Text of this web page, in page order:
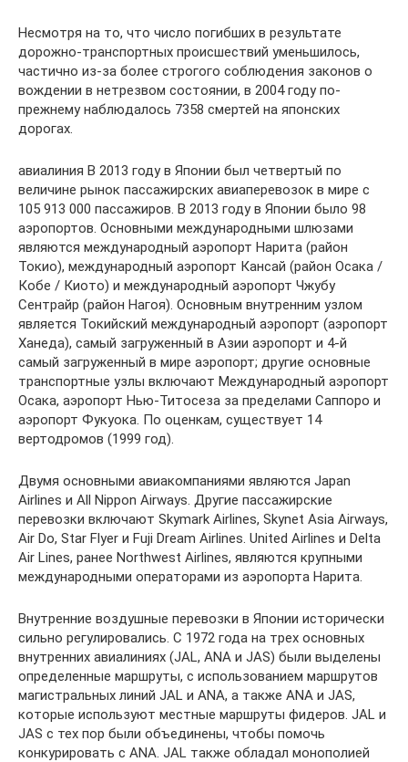
Несмотря на то, что число погибших в результате
дорожно-транспортных происшествий уменьшилось,
частично из-за более строгого соблюдения законов о
вождении в нетрезвом состоянии, в 2004 году по-
прежнему наблюдалось 7358 смертей на японских
дорогах.
авиалиния В 2013 году в Японии был четвертый по
величине рынок пассажирских авиаперевозок в мире с
105 913 000 пассажиров. В 2013 году в Японии было 98
аэропортов. Основными международными шлюзами
являются международный аэропорт Нарита (район
Токио), международный аэропорт Кансай (район Осака /
Кобе / Киото) и международный аэропорт Чжубу
Сентрайр (район Нагоя). Основным внутренним узлом
является Токийский международный аэропорт (аэропорт
Ханеда), самый загруженный в Азии аэропорт и 4-й
самый загруженный в мире аэропорт; другие основные
транспортные узлы включают Международный аэропорт
Осака, аэропорт Нью-Титосеза за пределами Саппоро и
аэропорт Фукуока. По оценкам, существует 14
вертодромов (1999 год).
Двумя основными авиакомпаниями являются Japan
Airlines и All Nippon Airways. Другие пассажирские
перевозки включают Skymark Airlines, Skynet Asia Airways,
Air Do, Star Flyer и Fuji Dream Airlines. United Airlines и Delta
Air Lines, ранее Northwest Airlines, являются крупными
международными операторами из аэропорта Нарита.
Внутренние воздушные перевозки в Японии исторически
сильно регулировались. С 1972 года на трех основных
внутренних авиалиниях (JAL, ANA и JAS) были выделены
определенные маршруты, с использованием маршрутов
магистральных линий JAL и ANA, а также ANA и JAS,
которые используют местные маршруты фидеров. JAL и
JAS с тех пор были объединены, чтобы помочь
конкурировать с ANA. JAL также обладал монополией